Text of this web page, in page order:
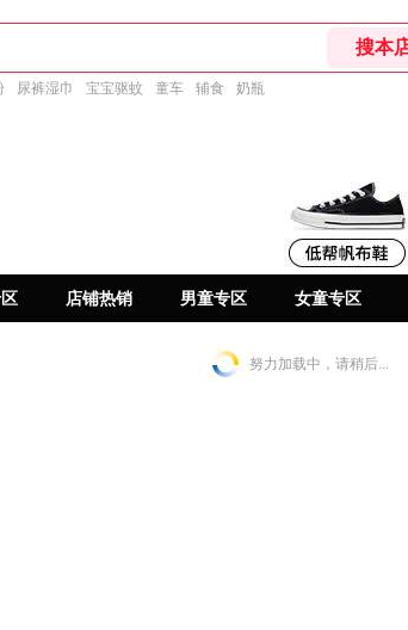
尿裤湿巾 宝宝驱蚊 童车 辅食 奶瓶
店铺热销 男童专区 女童专区
努力加载中，请稍后...